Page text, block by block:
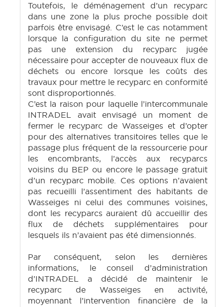
Toutefois, le déménagement d’un recyparc
dans une zone la plus proche possible doit
parfois être envisagé. C’est le cas notamment
lorsque la configuration du site ne permet
pas une extension du recyparc jugée
nécessaire pour accepter de nouveaux flux de
déchets ou encore lorsque les coûts des
travaux pour mettre le recyparc en conformité
sont disproportionnés.
C’est la raison pour laquelle l’intercommunale
INTRADEL avait envisagé un moment de
fermer le recyparc de Wasseiges et d’opter
pour des alternatives transitoires telles que le
passage plus fréquent de la ressourcerie pour
les encombrants, l’accès aux recyparcs
voisins du BEP ou encore le passage gratuit
d’un recyparc mobile. Ces options n’avaient
pas recueilli l’assentiment des habitants de
Wasseiges ni celui des communes voisines,
dont les recyparcs auraient dû accueillir des
flux de déchets supplémentaires pour
lesquels ils n’avaient pas été dimensionnés.
Par conséquent, selon les dernières
informations, le conseil d’administration
d’INTRADEL a décidé de maintenir le
recyparc de Wasseiges en activité,
moyennant l’intervention financière de la